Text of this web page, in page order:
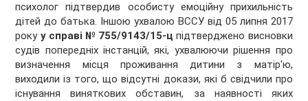
психолог підтвердив особисту емоційну прихильність
дітей до батька. Іншою ухвалою ВССУ від 05 липня 2017
року у справі № 755/9143/15-ц підтверджено висновки
судів попередніх інстанцій, які, ухвалюючи рішення про
визначення місця проживання дитини з матір'ю,
виходили із того, що відсутні докази, які б свідчили про
існування виняткових обставин, за наявності яких